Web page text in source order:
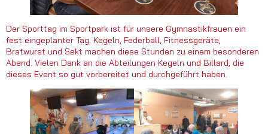
Der Sporttag im Sportpark ist für unsere Gymnastikfrauen ein
fest eingeplanter Tag. Kegeln, Federball, Fitnessgeräte,
Bratwurst und Sekt machen diese Stunden zu einem besonderen
Abend. Vielen Dank an die Abteilungen Kegeln und Billard, die
dieses Event so gut vorbereitet und durchgeführt haben.